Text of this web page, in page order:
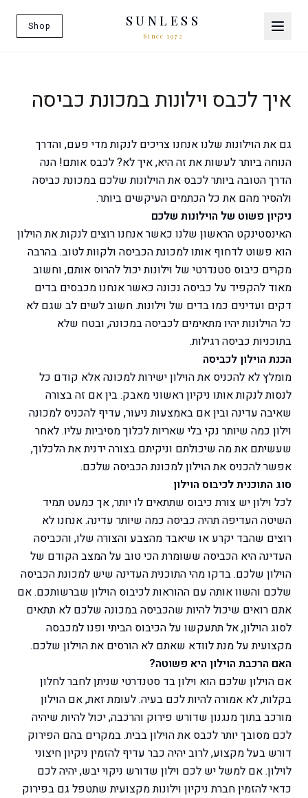
SUNLESS
Since 1972
Shop
איך לכבס וילונות במכונת כביסה
גם את הוילונות שלנו אנחנו צריכים לנקות מדי פעם, והדרך
הנוחה ביותר לעשות את זה היא, איך לא? לכבס אותם! הנה
הדרך הטובה ביותר לכבס את הוילונות שלכם במכונת כביסה
ולהסיר מהם את כל הכתמים העיקשים ביותר.
ניקיון פשוט של הוילונות שלכם
האינסטינקט הראשון שלנו כאשר אנחנו רוצים לנקות את הוילון
הוא פשוט לדחוף אותו למכונת הכביסה ולקוות לטוב. בהרבה
מקרים כיבוס סטנדרטי של וילונות יכול להרוס אותם, וחשוב
מאוד להקפיד על כביסה נכונה כאשר אנחנו מכבסים בדים
דקים ועדינים כמו בדים של וילונות. חשוב לשים לב שגם לא
כל הוילונות יהיו מתאימים לכביסה במכונה, ובטח שלא
בתוכניות כביסה רגילות.
הכנת הוילון לכביסה
מומלץ לא להכניס את הוילון ישירות למכונה אלא קודם כל
לנסות לנקות אותו ניקיון ראשוני מאבק. בין אם זה בצורה
שאיבה עדינה ובין אם באמצעות ניעור, עדיף להכניס למכונה
וילון כמה שיותר נקי בלי שאריות לכלוך מסיביות עליו. לאחר
שעשיתם את מה שיכולתם וניקיתם בצורה ידנית את הלכלוך,
אפשר להכניס את הוילון למכונת הכביסה שלכם.
סוג התוכנית לכיבוס הוילון
לכל וילון יש צורת כיבוס שתתאים לו יותר, אך כמעט תמיד
השיטה העדיפה תהיה כביסה כמה שיותר עדינה. אנחנו לא
רוצים שהבד יקרע או שיאבד מהצבע והצורה שלו, והכביסה
העדינה היא הכביסה ששומרת הכי טוב על המצב הקודם של
הוילון שלכם. בדקו מהי התוכנית העדינה שיש למכונת הכביסה
שלכם והשוו אותה עם ההוראות לכיבוס הוילון שברשותכם. אם
אתם רואים שיכול להיות שהכביסה במכונה שלכם לא תתאים
לסוג הוילון, אל תתעקשו על הכיבוס הביתי ופנו למכבסה
מקצועית על מנת לוודא שאתם לא הורסים את הוילון שלכם.
האם הרכבת הוילון היא פשוטה?
אם הוילון שלכם הוא וילון בד סטנדרטי שניתן לחבר לחלון
בקלות, לא אמורה להיות לכם בעיה. לעומת זאת, אם הוילון
מורכב בתוך מנגנון שדורש פירוק והרכבה, יכול להיות שיהיה
לכם מסובך יותר לכבס את הוילון בבית. במקרים בהם הפירוק
דורש בעל מקצוע, לרוב יהיה כבר עדיף להזמין ניקיון חיצוני
לוילון. אם למשל יש לכם וילון שדורש ניקוי יבש, יהיה לכם
כדאי להזמין חברת ניקיון וילונות מקצועית שתטפל גם בפירוק